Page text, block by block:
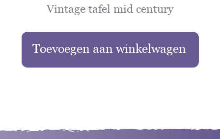
Vintage tafel mid century
Toevoegen aan winkelwagen